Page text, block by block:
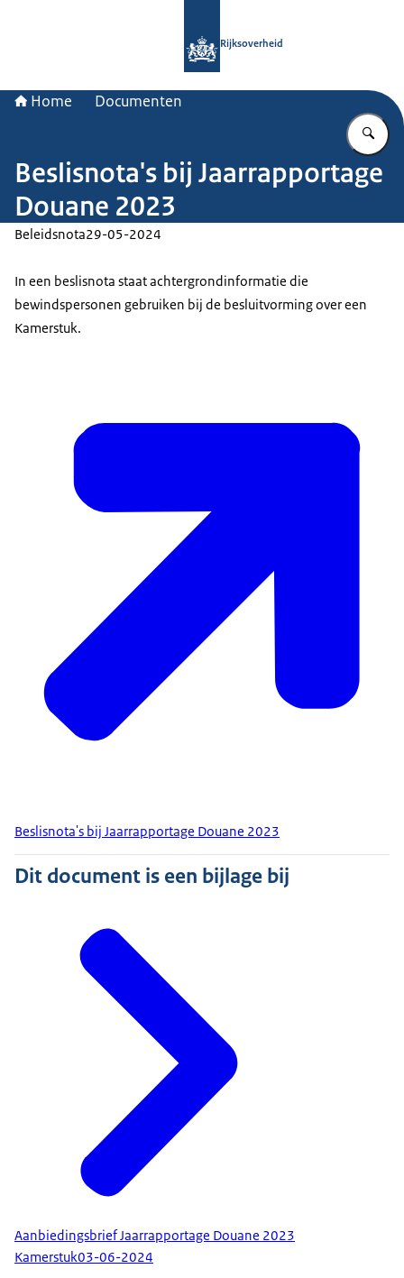
Rijksoverheid
Home Documenten
Beslisnota's bij Jaarrapportage
Douane 2023
Beleidsnota29-05-2024
In een beslisnota staat achtergrondinformatie die
bewindspersonen gebruiken bij de besluitvorming over een
Kamerstuk.
Beslisnota's bij Jaarrapportage Douane 2023
Dit document is een bijlage bij
Aanbiedingsbrief Jaarrapportage Douane 2023
Kamerstuk03-06-2024